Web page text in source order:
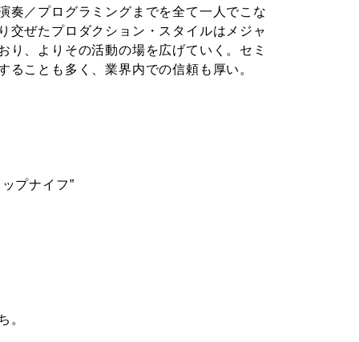
奏／プログラミングまでを全て一人でこな
交ぜたプロダクション・スタイルはメジャ
、よりその活動の場を広げていく。セミ
ことも多く、業界内での信頼も厚い。
プナイフ”
。